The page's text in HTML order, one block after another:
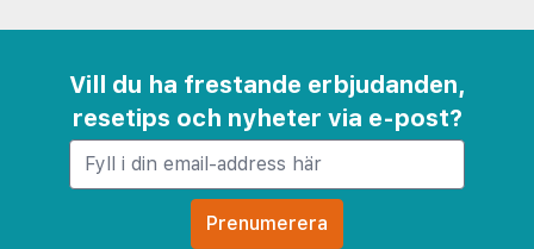
Vill du ha frestande erbjudanden,
resetips och nyheter via e-post?